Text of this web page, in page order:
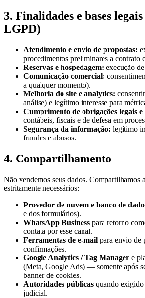
3. Finalidades e bases
LGPD)
Atendimento e envio de propostas:
procedimentos preliminares a contrato
Reservas e hospedagem: execução
Comunicação comercial:
a qualquer momento).
Melhoria do site e analytics:
análise) e legítimo interesse para
Cumprimento de obrigações legais
contábeis, fiscais e de defesa em
Segurança da informação: legítimo
fraudes e abusos.
4. Compartilhamento
Não vendemos seus dados. Compartilhamos
estritamente necessários:
Provedor de nuvem e banco de
e dos formulários).
WhatsApp Business para retorno
contata por esse canal.
Ferramentas de e-mail para envio de
confirmações.
Google Analytics / Tag Manager e
(Meta, Google Ads) — somente após
banner de cookies.
Autoridades públicas quando
judicial.